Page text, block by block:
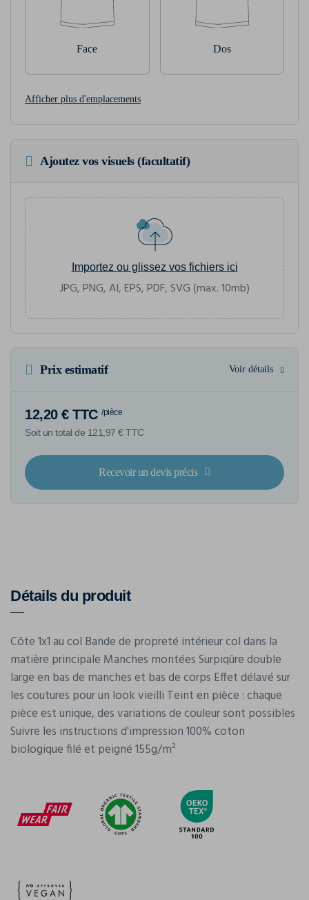
Face Dos
Afficher plus d'emplacements
Ajoutez vos visuels (facultatif)
Importez ou glissez vos fichiers ici
JPG, PNG, AI, EPS, PDF, SVG (max. 10mb)
Prix estimatif Voir détails
12,20 € TTC /pièce
Soit un total de 121,97 € TTC
Recevoir un devis précis
Détails du produit
Côte 1x1 au col Bande de propreté intérieur col dans la
matière principale Manches montées Surpiqûre double
large en bas de manches et bas de corps Effet délavé sur
les coutures pour un look vieilli Teint en pièce : chaque
pièce est unique, des variations de couleur sont possibles
Suivre les instructions d'impression 100% coton
biologique filé et peigné 155g/m²